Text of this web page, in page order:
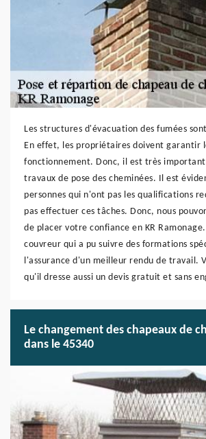
Les structures d'évacuation des fumées
En effet, les propriétaires doivent garantir
fonctionnement. Donc, il est très important
travaux de pose des cheminées. Il est
personnes qui n'ont pas les qualifications
pas effectuer ces tâches. Donc, nous
de placer votre confiance en KR
couvreur qui a pu suivre des formations
l'assurance d'un meilleur rendu de travail.
qu'il dresse aussi un devis gratuit et sans
Le changement des chapeaux de
dans le 45340